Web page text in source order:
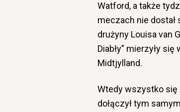
Watford, a także
meczach nie dostał
drużyny Louisa van
Diabły” mierzyły
Midtjylland.
Wtedy wszystko się
dołączył tym